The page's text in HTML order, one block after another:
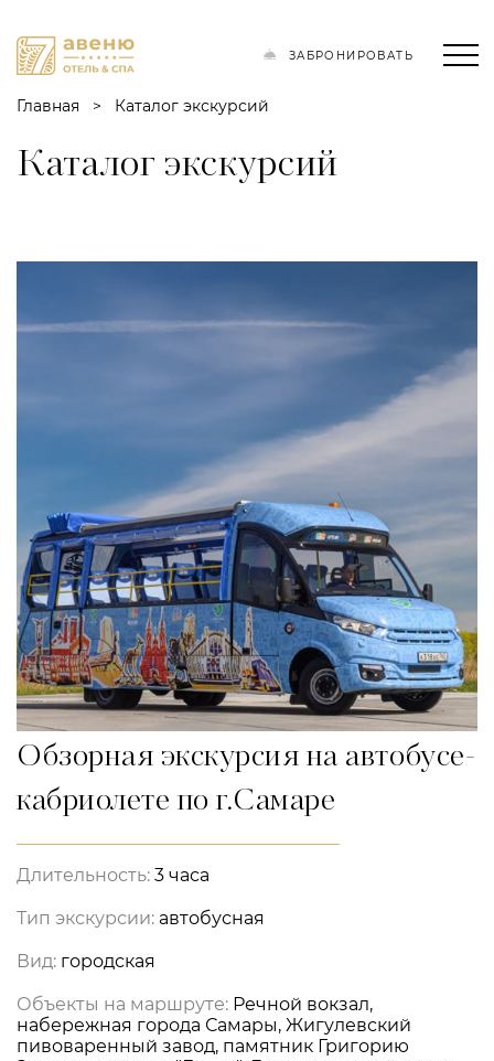
ЗАБРОНИРОВАТЬ
Главная Каталог экскурсий
Каталог экскурсий
Обзорная экскурсия на автобусе-
кабриолете по г.Самаре
Длительность: 3 часа
Тип экскурсии: автобусная
Вид: городская
Объекты на маршруте: Речной вокзал,
набережная города Самары, Жигулевский
пивоваренный завод, памятник Григорию